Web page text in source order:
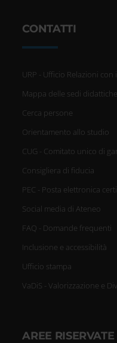
CONTATTI
URP - Ufficio Relazioni
Mappa delle sedi didattiche
Cerca persone
Orientamento allo studio
CUG - Comitato unico di
Consigliera di fiducia
PEC - Posta elettronica
Social media di Ateneo
FAQ - Domande frequenti
Inclusione e accessibilità
Ufficio stampa
VaDiS - Valorizzazione e
AREE RISERVATE